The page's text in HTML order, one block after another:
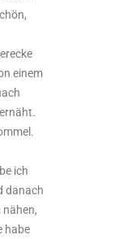
einem
ich
danach
nähen,
habe